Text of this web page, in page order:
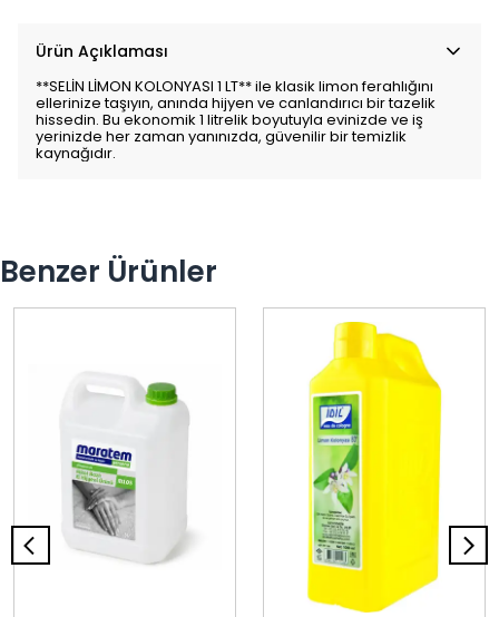
Ürün Açıklaması
**SELİN LİMON KOLONYASI 1 LT** ile klasik limon ferahlığını
ellerinize taşıyın, anında hijyen ve canlandırıcı bir tazelik
hissedin. Bu ekonomik 1 litrelik boyutuyla evinizde ve iş
yerinizde her zaman yanınızda, güvenilir bir temizlik
kaynağıdır.
Benzer Ürünler